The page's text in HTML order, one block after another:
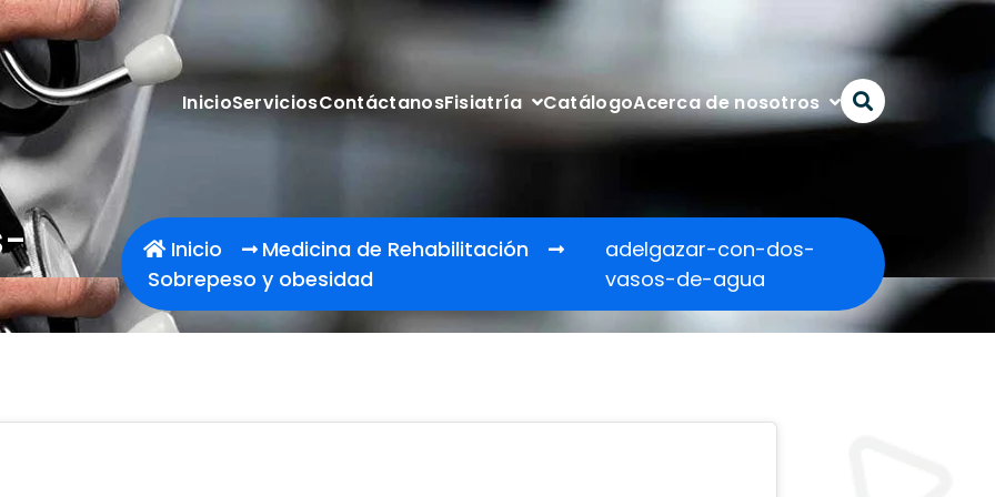
InicioServiciosContáctanosFisiatría CatálogoAcerca de nosotros
Inicio
Medicina de Rehabilitación
Sobrepeso y obesidad
adelgazar-con-dos-
vasos-de-agua